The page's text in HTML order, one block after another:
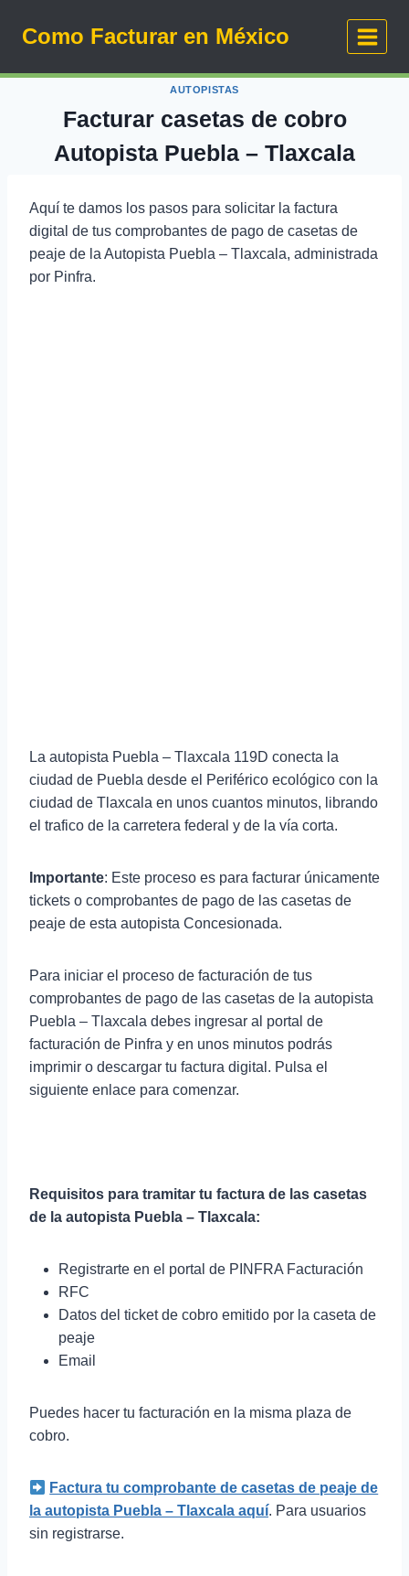
Como Facturar en México
AUTOPISTAS
Facturar casetas de cobro
Autopista Puebla – Tlaxcala
Aquí te damos los pasos para solicitar la factura
digital de tus comprobantes de pago de casetas de
peaje de la Autopista Puebla – Tlaxcala, administrada
por Pinfra.
La autopista Puebla – Tlaxcala 119D conecta la
ciudad de Puebla desde el Periférico ecológico con la
ciudad de Tlaxcala en unos cuantos minutos, librando
el trafico de la carretera federal y de la vía corta.
Importante: Este proceso es para facturar únicamente
tickets o comprobantes de pago de las casetas de
peaje de esta autopista Concesionada.
Para iniciar el proceso de facturación de tus
comprobantes de pago de las casetas de la autopista
Puebla – Tlaxcala debes ingresar al portal de
facturación de Pinfra y en unos minutos podrás
imprimir o descargar tu factura digital. Pulsa el
siguiente enlace para comenzar.
Requisitos para tramitar tu factura de las casetas
de la autopista Puebla – Tlaxcala:
Registrarte en el portal de PINFRA Facturación
RFC
Datos del ticket de cobro emitido por la caseta de
peaje
Email
Puedes hacer tu facturación en la misma plaza de
cobro.
Factura tu comprobante de casetas de peaje de
la autopista Puebla – Tlaxcala aquí. Para usuarios
sin registrarse.